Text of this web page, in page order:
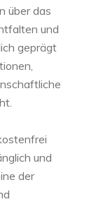
über das
und
geprägt
und
der